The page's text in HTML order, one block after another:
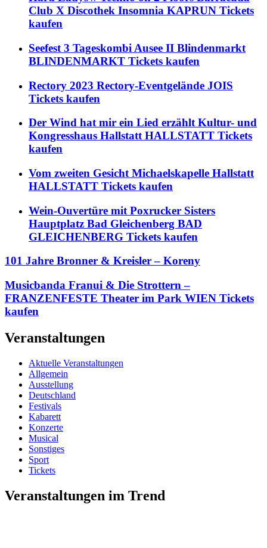
Club X Discothek Insomnia KAPRUN Tickets
kaufen
Seefest 3 Tageskombi Ausee II Blindenmarkt
BLINDENMARKT Tickets kaufen
Rectory 2023 Rectory-Eventgelände JOIS
Tickets kaufen
Der Wind hat mir ein Lied erzählt Kultur- und
Kongresshaus Hallstatt HALLSTATT Tickets
kaufen
Vom zweiten Gesicht Michaelskapelle Hallstatt
HALLSTATT Tickets kaufen
Wein-Ouvertüre mit Poxrucker Sisters
Hauptplatz Bad Gleichenberg BAD
GLEICHENBERG Tickets kaufen
101 Jahre Bronner & Kreisler – Koreny
Musicbanda Franui & Die Strottern –
FRANZENFESTE Theater im Park WIEN Tickets
kaufen
Veranstaltungen
Aktuelle Veranstaltungen
Allgemein
Ausstellung
Deutschland
Festivals
Kabarett
Konzerte
Musical
Sonstiges
Sport
Tickets
Veranstaltungen im Trend